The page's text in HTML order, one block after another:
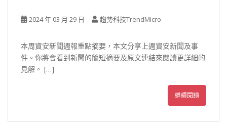
2024 年 03 月 29 日 趨勢科技TrendMicro
本周資安新聞週報重點摘要，本文分享上週資安新聞及事
件。你將會看到新聞的簡短摘要及原文連結來閱讀更詳細的
見解。 […]
繼續閱讀